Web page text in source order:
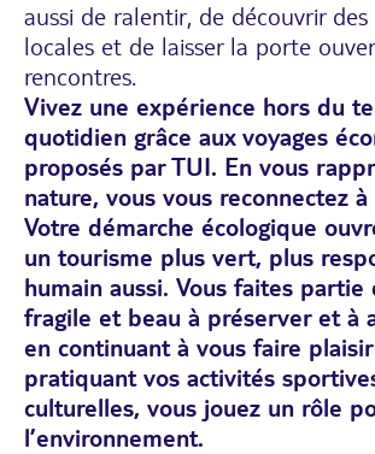
aussi de ralentir, de découvrir
locales et de laisser la porte
rencontres.
Vivez une expérience hors du
quotidien grâce aux voyages
proposés par TUI. En vous
nature, vous vous reconnectez
Votre démarche écologique
un tourisme plus vert, plus
humain aussi. Vous faites partie
fragile et beau à préserver et à
en continuant à vous faire
pratiquant vos activités
culturelles, vous jouez un rôle
l’environnement.